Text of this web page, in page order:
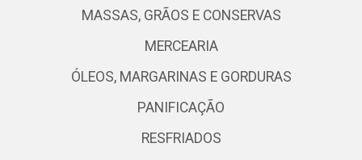
MASSAS, GRÃOS E CONSERVAS
MERCEARIA
ÓLEOS, MARGARINAS E GORDURAS
PANIFICAÇÃO
RESFRIADOS